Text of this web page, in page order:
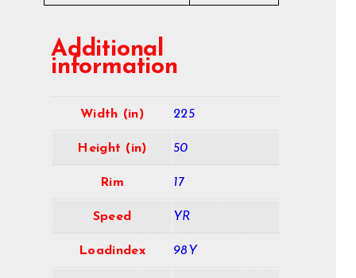
Additional
information
Width (in) 225
Height (in) 50
Rim 17
Speed YR
Loadindex 98Y